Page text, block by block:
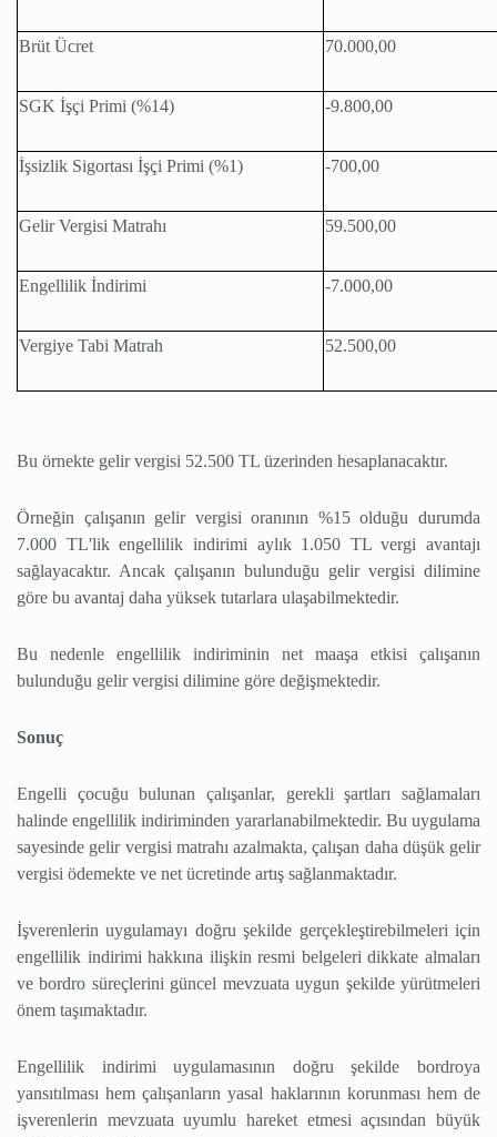
Brüt Ücret 70.000,00
SGK İşçi Primi (%14) -9.800,00
İşsizlik Sigortası İşçi Primi (%1) -700,00
Gelir Vergisi Matrahı 59.500,00
Engellilik İndirimi -7.000,00
Vergiye Tabi Matrah 52.500,00
Bu örnekte gelir vergisi 52.500 TL üzerinden hesaplanacaktır.
Örneğin çalışanın gelir vergisi oranının %15 olduğu durumda
7.000 TL'lik engellilik indirimi aylık 1.050 TL vergi avantajı
sağlayacaktır. Ancak çalışanın bulunduğu gelir vergisi dilimine
göre bu avantaj daha yüksek tutarlara ulaşabilmektedir.
Bu nedenle engellilik indiriminin net maaşa etkisi çalışanın
bulunduğu gelir vergisi dilimine göre değişmektedir.
Sonuç
Engelli çocuğu bulunan çalışanlar, gerekli şartları sağlamaları
halinde engellilik indiriminden yararlanabilmektedir. Bu uygulama
sayesinde gelir vergisi matrahı azalmakta, çalışan daha düşük gelir
vergisi ödemekte ve net ücretinde artış sağlanmaktadır.
İşverenlerin uygulamayı doğru şekilde gerçekleştirebilmeleri için
engellilik indirimi hakkına ilişkin resmi belgeleri dikkate almaları
ve bordro süreçlerini güncel mevzuata uygun şekilde yürütmeleri
önem taşımaktadır.
Engellilik indirimi uygulamasının doğru şekilde bordroya
yansıtılması hem çalışanların yasal haklarının korunması hem de
işverenlerin mevzuata uyumlu hareket etmesi açısından büyük